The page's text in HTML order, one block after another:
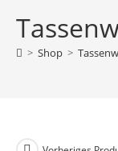
> Shop >